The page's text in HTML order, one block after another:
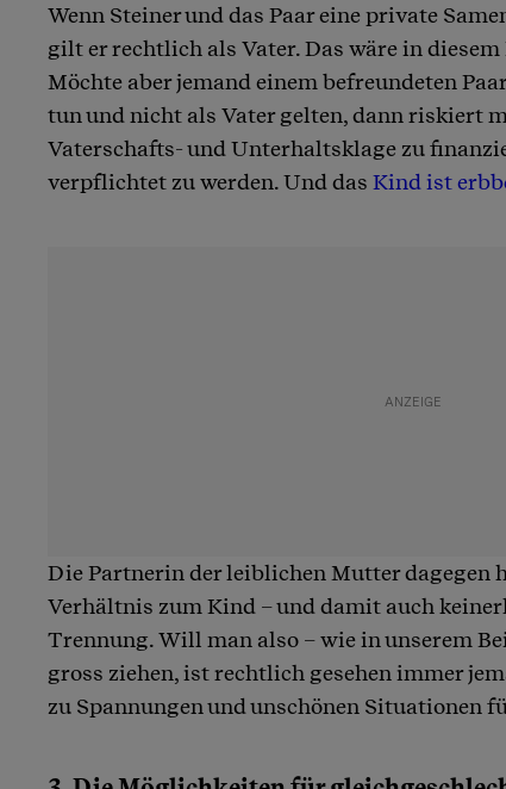
Wenn Steiner und das Paar eine private
gilt er rechtlich als Vater. Das wäre in
Möchte aber jemand einem befreundeten
tun und nicht als Vater gelten, dann riskiert
Vaterschafts- und Unterhaltsklage zu
verpflichtet zu werden. Und das Kind ist
Die Partnerin der leiblichen Mutter dagegen
Verhältnis zum Kind – und damit auch
Trennung. Will man also – wie in unserem
gross ziehen, ist rechtlich gesehen immer
zu Spannungen und unschönen Situationen